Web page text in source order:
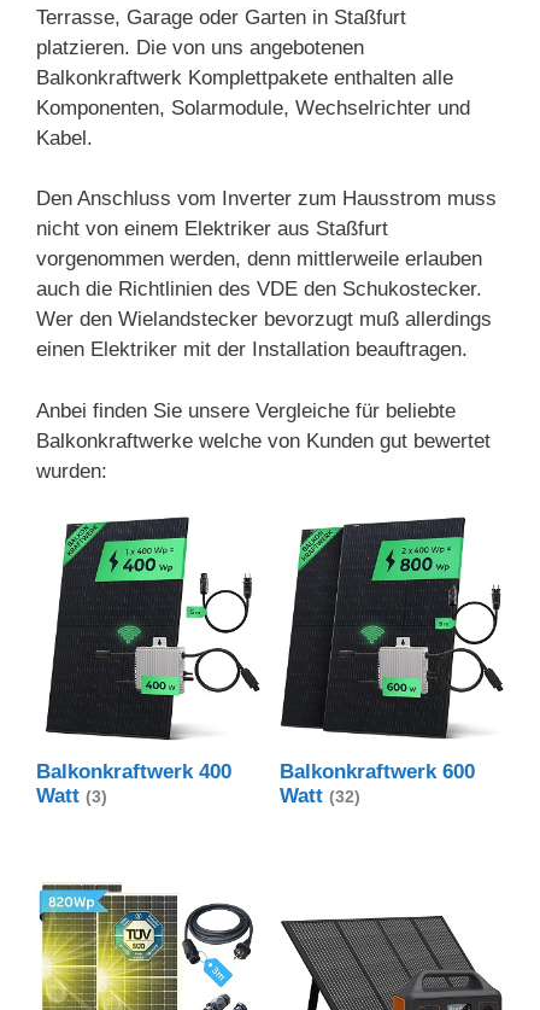
Terrasse, Garage oder Garten in Staßfurt
platzieren. Die von uns angebotenen
Balkonkraftwerk Komplettpakete enthalten alle
Komponenten, Solarmodule, Wechselrichter und
Kabel.
Den Anschluss vom Inverter zum Hausstrom muss
nicht von einem Elektriker aus Staßfurt
vorgenommen werden, denn mittlerweile erlauben
auch die Richtlinien des VDE den Schukostecker.
Wer den Wielandstecker bevorzugt muß allerdings
einen Elektriker mit der Installation beauftragen.
Anbei finden Sie unsere Vergleiche für beliebte
Balkonkraftwerke welche von Kunden gut bewertet
wurden:
Balkonkraftwerk 400
Watt (3)
Balkonkraftwerk 600
Watt (32)